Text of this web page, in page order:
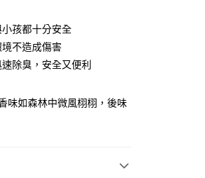
孩都十分安全
不造成傷害
除臭，安全又便利
味如森林中微風栩栩，後味